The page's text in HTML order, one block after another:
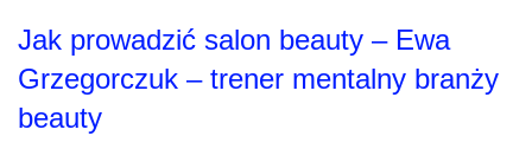
Jak prowadzić salon beauty – Ewa
Grzegorczuk – trener mentalny branży
beauty